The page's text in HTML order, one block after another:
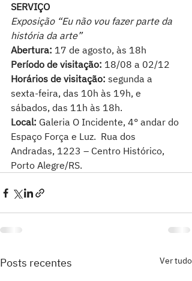
SERVIÇO
Exposição “Eu não vou fazer parte da
história da arte”
Abertura: 17 de agosto, às 18h
Período de visitação: 18/08 a 02/12
Horários de visitação: segunda a
sexta-feira, das 10h às 19h, e
sábados, das 11h às 18h.
Local: Galeria O Incidente, 4° andar do
Espaço Força e Luz.  Rua dos
Andradas, 1223 – Centro Histórico,
Porto Alegre/RS.
Posts recentes Ver tudo